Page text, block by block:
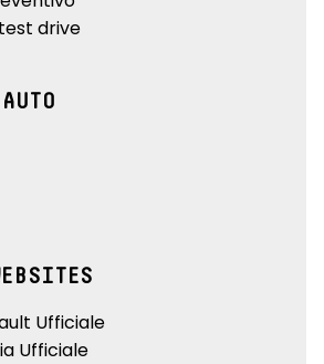
drive
Ufficiale
Ufficiale